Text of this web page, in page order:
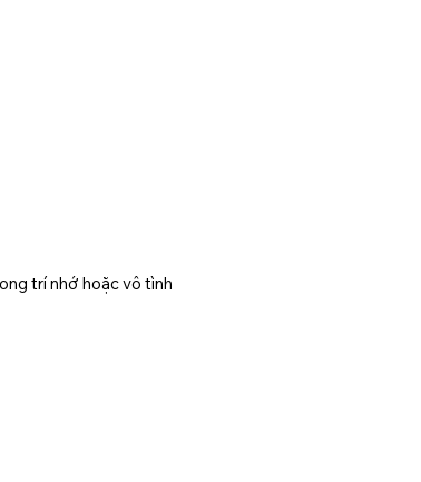
trí nhớ hoặc vô tình